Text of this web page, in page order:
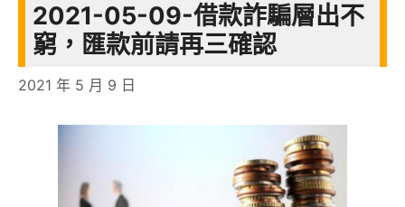
2021-05-09-借款詐騙層出不
窮，匯款前請再三確認
2021 年 5 月 9 日